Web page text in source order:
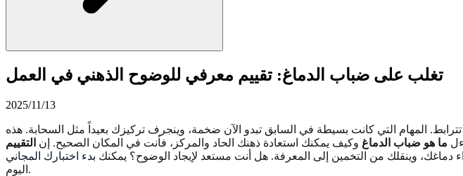
تغلب على ضباب الدماغ: تقييم معرفي للوضوح الذهني في العمل
2025/11/13
المهام التي كانت بسيطة في السابق تبدو الآن ضخمة، وينجرف تركيزك بعيداً مثل السحابة. هذه
ما هو ضباب الدماغ وكيف يمكنك استعادة ذهنك الحاد والمركز، فأنت في المكان الصحيح. إن التقييم
وينقلك من التخمين إلى المعرفة. هل أنت مستعد لإيجاد الوضوح؟ يمكنك بدء اختبارك المجاني
اليوم.